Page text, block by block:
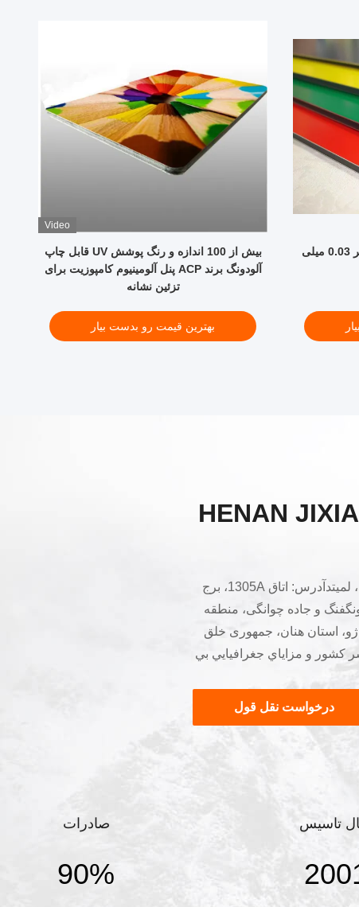
مستطیل غیر سمی 1570 میلی متر 0.03 میلی
Video
بیش از 100 اندازه و رنگ پوشش UV قابل چاپ
آلودونگ برند ACP پنل آلومینیوم کامپوزیت برای
تزئین نشانه
بهترین قیمت رو بدست بیار
HENAN
شرکت ماشرکت صنعت هنان جیسیانگ، لمیتدآدرس: اتاق 1305A، برج
و جاده چوانگی، منطقه
استان هنان، جمهوری خلق
کشور و مزاياي جغرافيايي بي
یکی از بزرگترین پایگاه های تولید مواد
عنوان یک واحد عضو انجمن
سهام دار بزرگ متخصص در
درخواست نقل قول
تاسیس صادرات
90%